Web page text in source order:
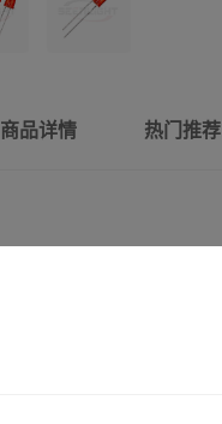
商品详情 热门推荐